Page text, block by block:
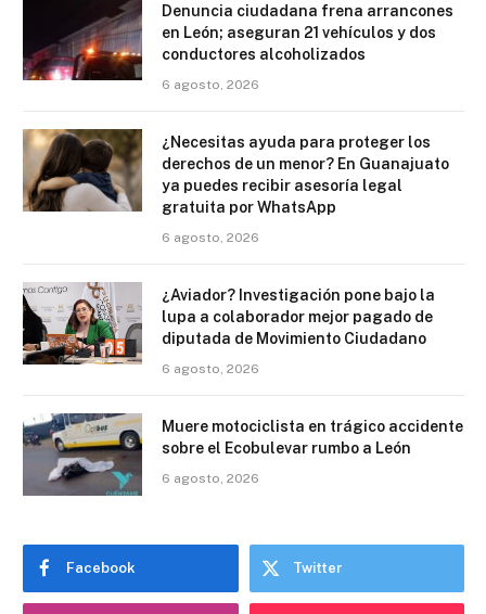
Denuncia ciudadana frena arrancones
en León; aseguran 21 vehículos y dos
conductores alcoholizados
6 agosto, 2026
¿Necesitas ayuda para proteger los
derechos de un menor? En Guanajuato
ya puedes recibir asesoría legal
gratuita por WhatsApp
6 agosto, 2026
¿Aviador? Investigación pone bajo la
lupa a colaborador mejor pagado de
diputada de Movimiento Ciudadano
6 agosto, 2026
Muere motociclista en trágico accidente
sobre el Ecobulevar rumbo a León
6 agosto, 2026
Facebook Twitter